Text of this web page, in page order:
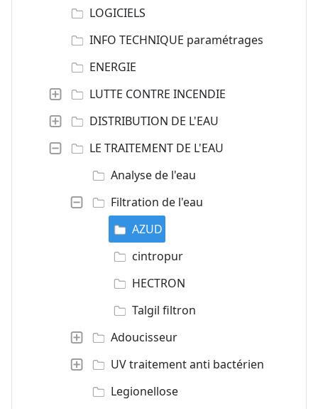
LOGICIELS
INFO TECHNIQUE paramétrages
ENERGIE
LUTTE CONTRE INCENDIE
DISTRIBUTION DE L'EAU
LE TRAITEMENT DE L'EAU
Analyse de l'eau
Filtration de l'eau
AZUD
cintropur
HECTRON
Talgil filtron
Adoucisseur
UV traitement anti bactérien
Legionellose